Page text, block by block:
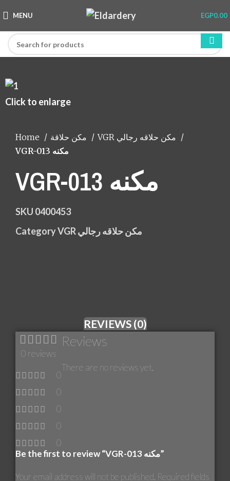
MENU EGP0.00
Click to enlarge
Home
VGR-013 مكنه
VGR-013 مكنه
SKU 0400453
Category
VGR مكن حلاقه رجالي
REVIEWS (0)
0 reviews
0
0
0
0
0
Reviews
There are no reviews yet.
Be the first to review “VGR-013 مكنه”
Your email address will not be published. Required fields